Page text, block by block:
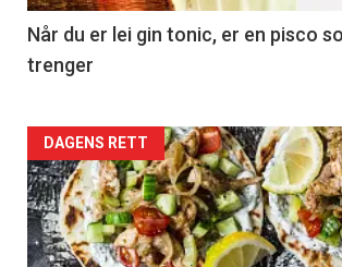
Når du er lei gin tonic, er en pisco
trenger
Forsiden
akkurat
nå
DAGENS RETT